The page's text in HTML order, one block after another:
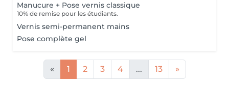
Manucure + Pose vernis classique
10% de remise pour les étudiants.
Vernis semi-permanent mains
Pose complète gel
« 1 2 3 4 ... 13 »